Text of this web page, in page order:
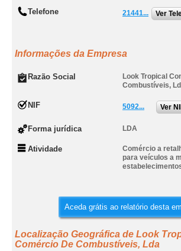
Telefone 21441... Ver
Informações da Empresa
Razão Social
Look Tropical
Combustíveis,
NIF 5092... Ver
Forma jurídica LDA
Atividade
Comércio a
para veículos a
Aceda grátis ao relatório desta
Localização Geográfica de Look
Comércio De Combustíveis, Lda